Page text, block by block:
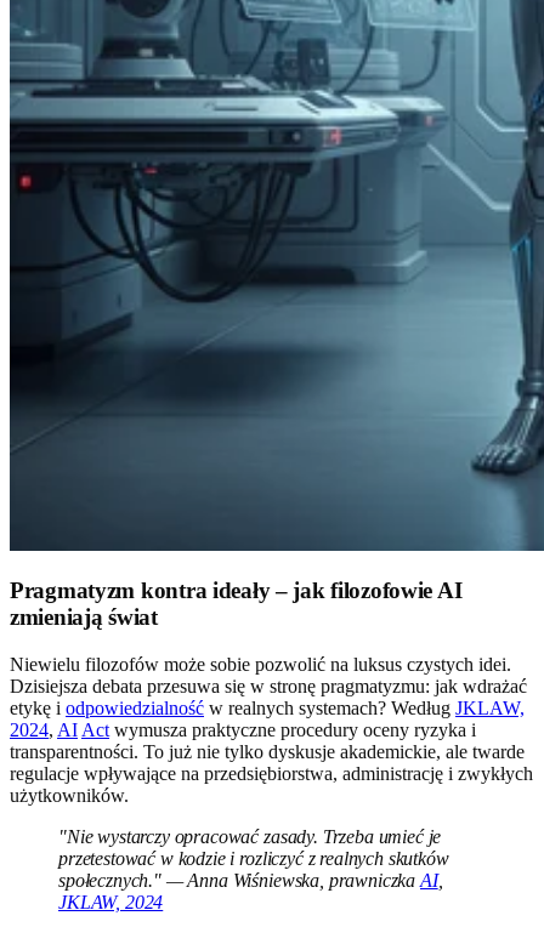
Pragmatyzm kontra ideały – jak filozofowie AI
zmieniają świat
Niewielu filozofów może sobie pozwolić na luksus czystych idei.
Dzisiejsza debata przesuwa się w stronę pragmatyzmu: jak wdrażać
etykę i odpowiedzialność w realnych systemach? Według JKLAW,
2024, AI Act wymusza praktyczne procedury oceny ryzyka i
transparentności. To już nie tylko dyskusje akademickie, ale twarde
regulacje wpływające na przedsiębiorstwa, administrację i zwykłych
użytkowników.
"Nie wystarczy opracować zasady. Trzeba umieć je
przetestować w kodzie i rozliczyć z realnych skutków
społecznych." — Anna Wiśniewska, prawniczka AI,
JKLAW, 2024